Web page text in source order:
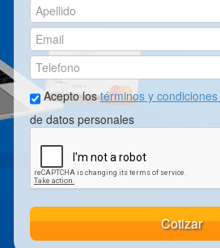
Acepto lostérminos y condiciones
de datos personales
Cotizar